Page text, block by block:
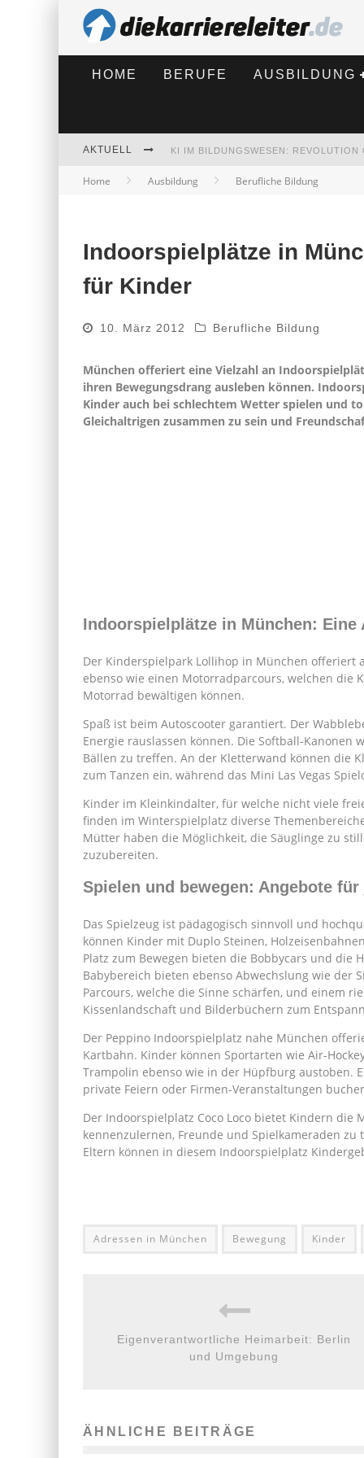
HOME BERUFE AUSBILDUNG
AKTUELL
BEWERBEN 2026: WAS SICH
Home Ausbildung Berufliche Bildung
Indoorspielplätze in
für Kinder
10. März 2012 Berufliche Bildung
München offeriert eine Vielzahl an
ihren Bewegungsdrang ausleben können.
Kinder auch bei schlechtem Wetter spielen und
Gleichaltrigen zusammen zu sein und
Indoorspielplätze in München: Eine
Der Kinderspielpark Lollihop in München offeriert
ebenso wie einen Motorradparcours, welchen
Motorrad bewältigen können.
Spaß ist beim Autoscooter garantiert. Der
Energie rauslassen können. Die Softball-
Bällen zu treffen. An der Kletterwand können die
zum Tanzen ein, während das Mini Las Vegas
Kinder im Kleinkindalter, für welche nicht viele
finden im Winterspielplatz diverse
Mütter haben die Möglichkeit, die Säuglinge zu
zuzubereiten.
Spielen und bewegen: Angebote
Das Spielzeug ist pädagogisch sinnvoll und
können Kinder mit Duplo Steinen,
Platz zum Bewegen bieten die Bobbycars und
Babybereich bieten ebenso Abwechslung wie der
Parcours, welche die Sinne schärfen, und einem
Kissenlandschaft und Bilderbüchern zum
Der Peppino Indoorspielplatz nahe München
Kartbahn. Kinder können Sportarten wie Air-
Trampolin ebenso wie in der Hüpfburg austoben.
private Feiern oder Firmen-Veranstaltungen
Der Indoorspielplatz Coco Loco bietet Kindern die
kennenzulernen, Freunde und Spielkameraden
Eltern können in diesem Indoorspielplatz
Adressen in München Bewegung Kinder
Eigenverantwortliche Heimarbeit: Berlin
und Umgebung
ÄHNLICHE BEITRÄGE